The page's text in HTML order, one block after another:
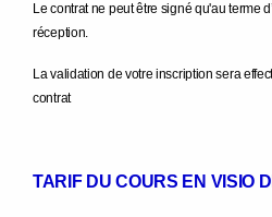
Le contrat ne peut être signé qu'au terme
réception.
La validation de votre inscription sera
contrat
TARIF DU COURS EN VISIO